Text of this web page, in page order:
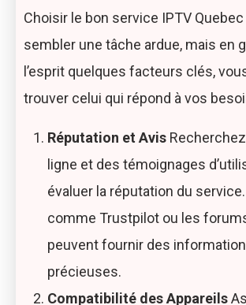
Choisir le bon service IPTV
sembler une tâche ardue, mais en
l’esprit quelques facteurs clés,
trouver celui qui répond à vos
Réputation et Avis
ligne et des témoignages
évaluer la réputation du
comme Trustpilot ou les
peuvent fournir des
précieuses.
Compatibilité des Appareils